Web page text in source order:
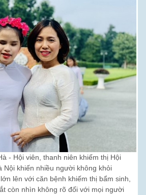
- Hội viên, thanh niên khiếm thị Hội
Nội khiến nhiều người không khỏi
lên với căn bệnh khiếm thị bẩm sinh,
còn nhìn không rõ đối với mọi người